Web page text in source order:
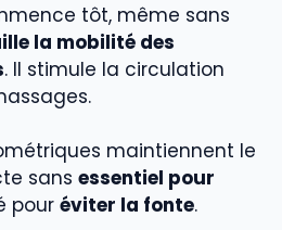
tôt, même sans
la mobilité des
. Il stimule la circulation
maintiennent le
sans essentiel pour
pour éviter la fonte.